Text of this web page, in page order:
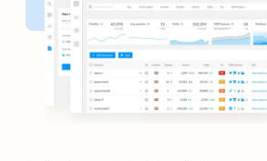
SEO para bancos
SEO para livrarias
SEO para churrasqueiras